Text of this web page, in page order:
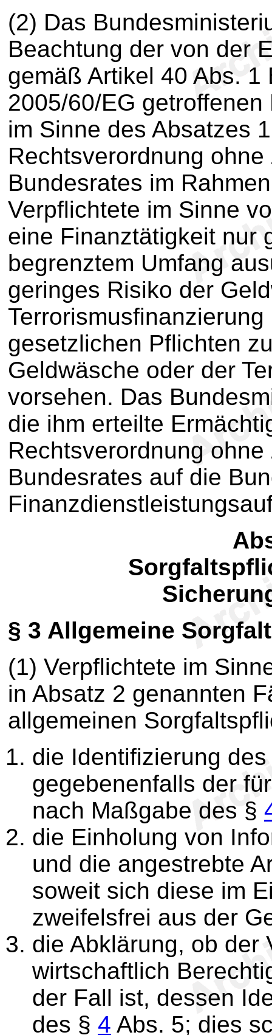
(2) Das
Beachtung der von der
gemäß Artikel 40 Abs.
2005/60/EG
im Sinne des Absatzes
Rechtsverordnung
Bundesrates im
Verpflichtete im Sinne
eine Finanztätigkeit nur
begrenztem Umfang
geringes Risiko der
gesetzlichen Pflichten
Geldwäsche oder der
vorsehen. Das
die ihm erteilte
Rechtsverordnung
Bundesrates auf die
§ 3 Allgemeine
(1) Verpflichtete im
in Absatz 2 genannten
allgemeinen
die Identifizierung
gegebenenfalls der
nach Maßgabe des §
die Einholung von
und die angestrebte
soweit sich diese im
zweifelsfrei aus der
die Abklärung, ob der
wirtschaftlich
der Fall ist, dessen
des § 4 Abs. 5; dies